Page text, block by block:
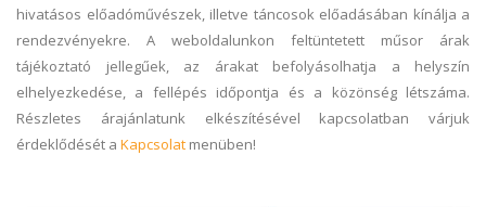
hivatásos előadóművészek, illetve táncosok előadásában kínálja a
rendezvényekre. A weboldalunkon feltüntetett műsor árak
tájékoztató jellegűek, az árakat befolyásolhatja a helyszín
elhelyezkedése, a fellépés időpontja és a közönség létszáma.
Részletes árajánlatunk elkészítésével kapcsolatban várjuk
érdeklődését a Kapcsolat menüben!